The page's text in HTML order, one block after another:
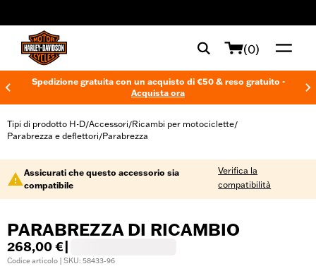
(0)
Spedizione gratuita con un acquisto di €50 & reso gratuito -
Acquista ora
Tipi di prodotto H-D/Accessori/Ricambi per motociclette/
Parabrezza e deflettori/Parabrezza
Assicurati che questo accessorio sia
compatibile
Verifica la
compatibilità
PARABREZZA DI RICAMBIO
268,00 €
Codice articolo | SKU: 58433-96